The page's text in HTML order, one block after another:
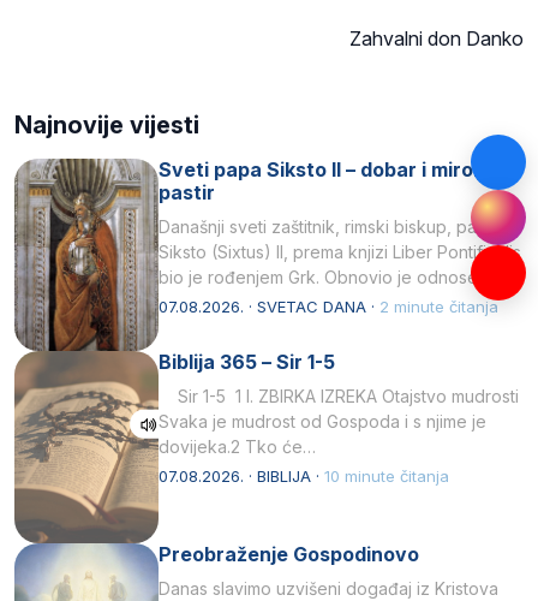
Zahvalni don Danko
Najnovije vijesti
Sveti papa Siksto II – dobar i miroljubiv
pastir
Današnji sveti zaštitnik, rimski biskup, papa
Siksto (Sixtus) II, prema knjizi Liber Pontificalis
bio je rođenjem Grk. Obnovio je odnose s
afričkim…
07.08.2026. · SVETAC DANA · 2 minute čitanja
Biblija 365 – Sir 1-5
Sir 1-5 1 I. ZBIRKA IZREKA Otajstvo mudrosti
Svaka je mudrost od Gospoda i s njime je
dovijeka.2 Tko će…
07.08.2026. · BIBLIJA · 10 minute čitanja
Preobraženje Gospodinovo
Danas slavimo uzvišeni događaj iz Kristova